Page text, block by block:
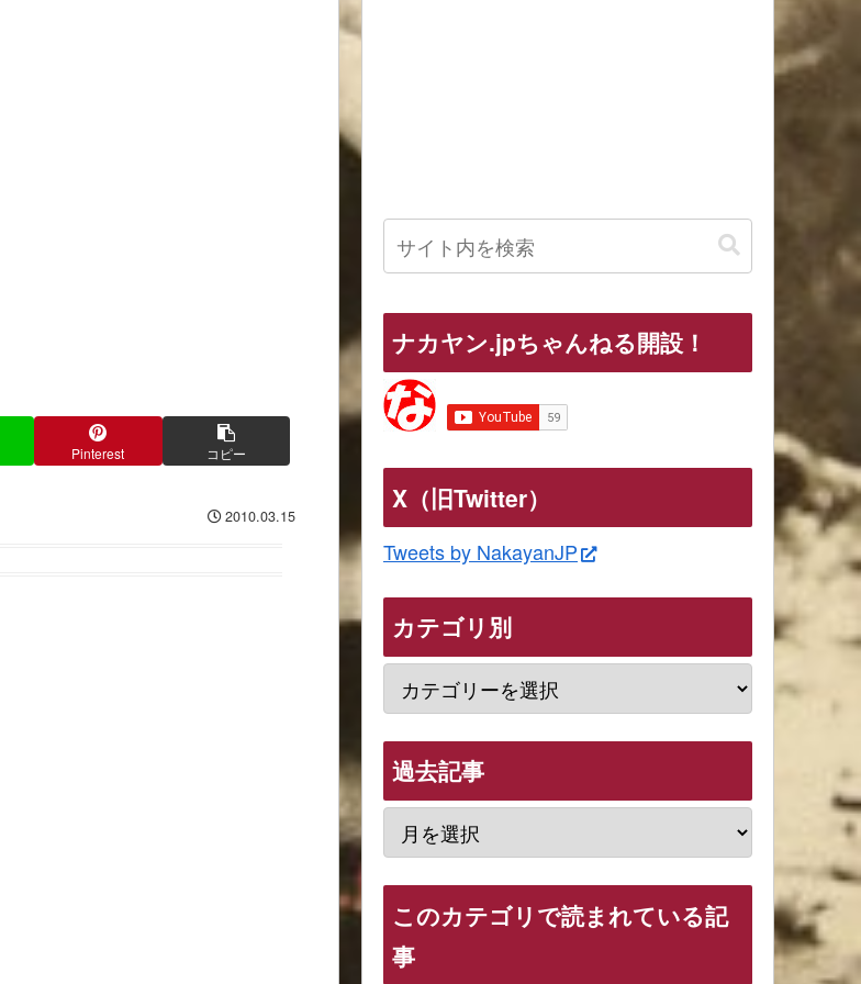
Pinterest コピー
2010.03.15
ナカヤン.jpちゃんねる開設！
X（旧Twitter）
Tweets by NakayanJP
カテゴリ別
過去記事
このカテゴリで読まれている記
事